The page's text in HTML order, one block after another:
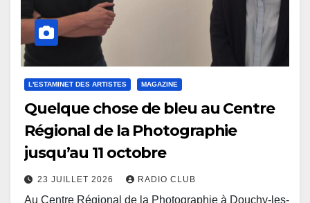
L'ESTAMINET DES ARTISTES MAGAZINE
Quelque chose de bleu au Centre
Régional de la Photographie
jusqu’au 11 octobre
23 JUILLET 2026 RADIO CLUB
Au Centre Régional de la Photographie à Douchy-les-